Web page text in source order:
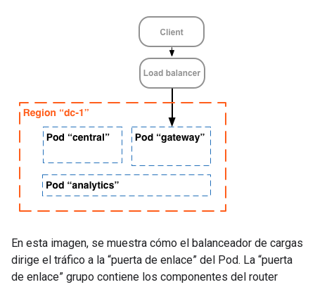
En esta imagen, se muestra cómo el balanceador de cargas
dirige el tráfico a la “puerta de enlace” del Pod. La “puerta
de enlace” grupo contiene los componentes del router